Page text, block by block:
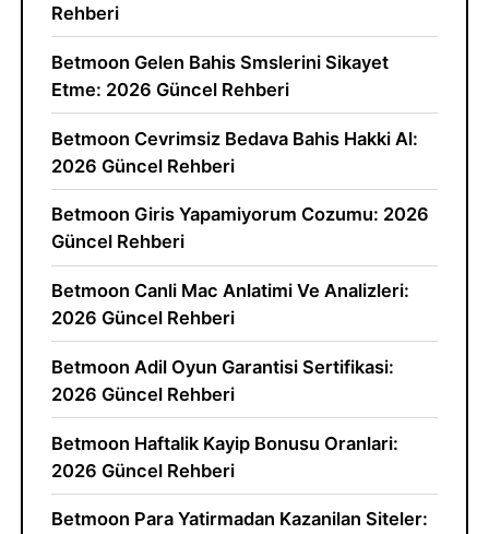
Rehberi
Betmoon Gelen Bahis Smslerini Sikayet
Etme: 2026 Güncel Rehberi
Betmoon Cevrimsiz Bedava Bahis Hakki Al:
2026 Güncel Rehberi
Betmoon Giris Yapamiyorum Cozumu: 2026
Güncel Rehberi
Betmoon Canli Mac Anlatimi Ve Analizleri:
2026 Güncel Rehberi
Betmoon Adil Oyun Garantisi Sertifikasi:
2026 Güncel Rehberi
Betmoon Haftalik Kayip Bonusu Oranlari:
2026 Güncel Rehberi
Betmoon Para Yatirmadan Kazanilan Siteler: